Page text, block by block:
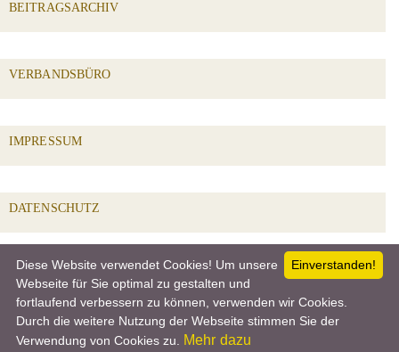
BEITRAGSARCHIV
VERBANDSBÜRO
IMPRESSUM
DATENSCHUTZ
Einverstanden!
Diese Website verwendet Cookies! Um unsere
Webseite für Sie optimal zu gestalten und
fortlaufend verbessern zu können, verwenden wir Cookies.
Durch die weitere Nutzung der Webseite stimmen Sie der
Verwendung von Cookies zu.
Mehr dazu